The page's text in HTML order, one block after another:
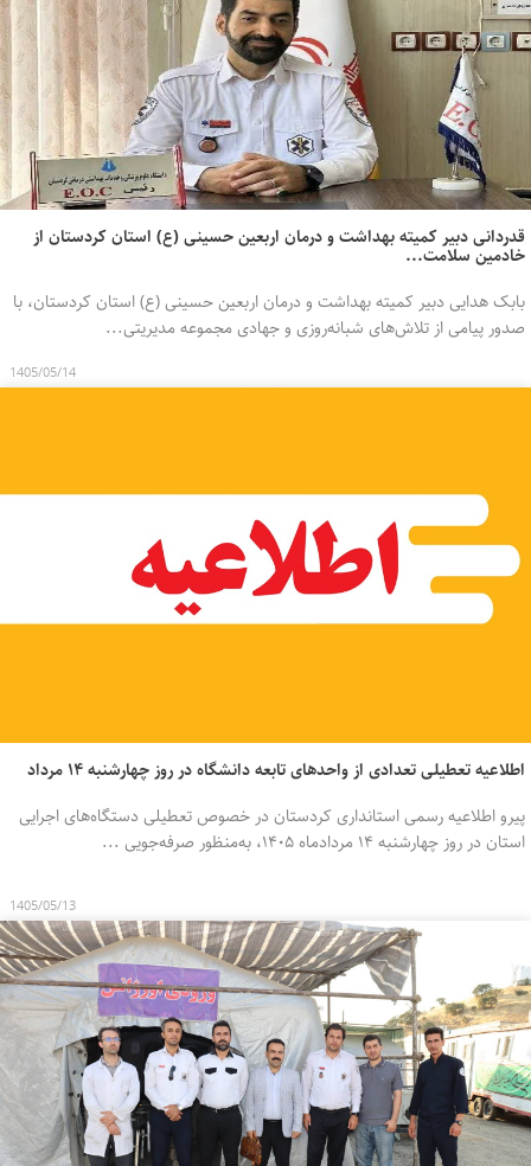
قدردانی دبیر کمیته بهداشت و درمان اربعین حسینی (ع) استان کردستان از
خادمین سلامت...
بابک هدایی دبیر کمیته بهداشت و درمان اربعین حسینی (ع) استان کردستان، با
صدور پیامی از تلاش‌های شبانه‌روزی و جهادی مجموعه مدیریتی...
1405/05/14
اطلاعیه تعطیلی تعدادی از واحدهای تابعه دانشگاه در روز چهارشنبه ۱۴ مرداد
پیرو اطلاعیه رسمی استانداری کردستان در خصوص تعطیلی دستگاه‌های اجرایی
استان در روز چهارشنبه ۱۴ مردادماه ۱۴۰۵، به‌منظور صرفه‌جویی ...
1405/05/13